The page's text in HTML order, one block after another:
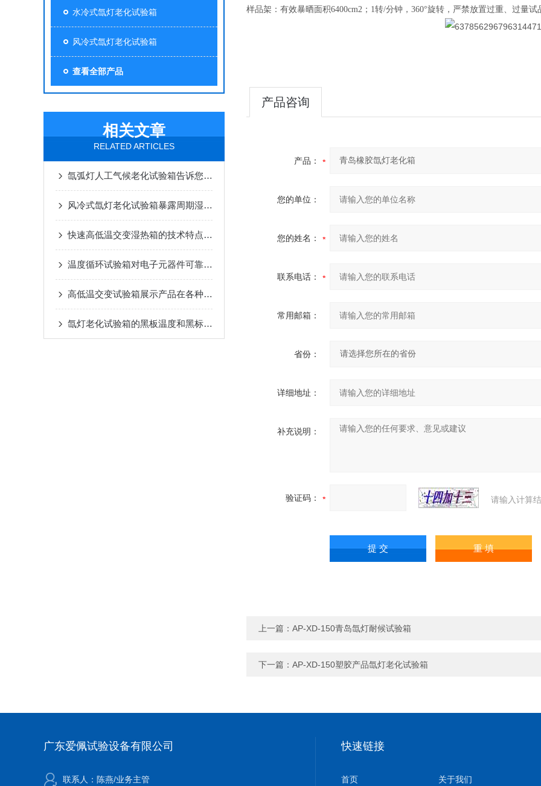
水冷式氙灯老化试验箱
风冷式氙灯老化试验箱
查看全部产品
相关文章
RELATED ARTICLES
氙弧灯人工气候老化试验箱告诉您，如何实现精准老化测试？
风冷式氙灯老化试验箱暴露周期湿度范围
快速高低温交变湿热箱的技术特点及其应用
温度循环试验箱对电子元器件可靠性测试的重要性分析
高低温交变试验箱展示产品在各种气候条件下的适应性
氙灯老化试验箱的黑板温度和黑标温度可以都配吗
样品架：有效暴晒面积6400cm2；1转/分钟，360°旋转，严禁放置过重、过量试
产品咨询
产品：
您的单位：
您的姓名：
联系电话：
常用邮箱：
省份：
详细地址：
补充说明：
验证码： 请输入计算
上一篇： AP-XD-150青岛氙灯耐候试验箱
下一篇： AP-XD-150塑胶产品氙灯老化试验箱
广东爱佩试验设备有限公司
联系人：陈燕/业务主管
快速链接
首页 关于我们